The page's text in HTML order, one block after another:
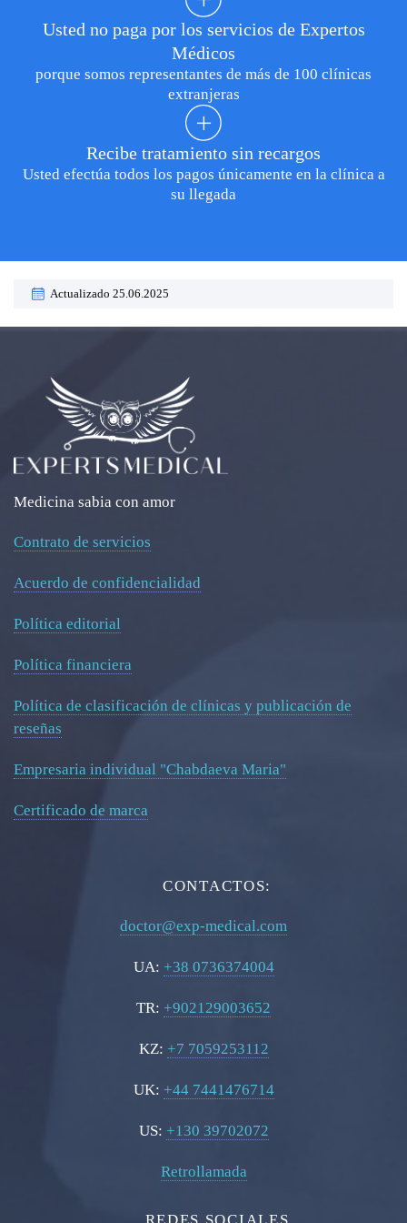
Usted no paga por los servicios de Expertos
Médicos
porque somos representantes de más de 100 clínicas
extranjeras
Recibe tratamiento sin recargos
Usted efectúa todos los pagos únicamente en la clínica a
su llegada
Actualizado 25.06.2025
Medicina sabia con amor
Contrato de servicios
Acuerdo de confidencialidad
Política editorial
Política financiera
Política de clasificación de clínicas y publicación de
reseñas
Empresaria individual "Chabdaeva Maria"
Certificado de marca
CONTACTOS:
doctor@exp-medical.com
UA: +38 0736374004
TR: +902129003652
KZ: +7 7059253112
UK: +44 7441476714
US: +130 39702072
Retrollamada
REDES SOCIALES